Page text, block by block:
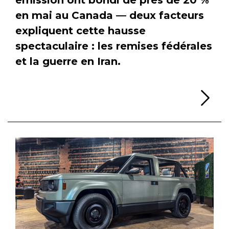
en mai au Canada — deux facteurs
expliquent cette hausse
spectaculaire : les remises fédérales
et la guerre en Iran.